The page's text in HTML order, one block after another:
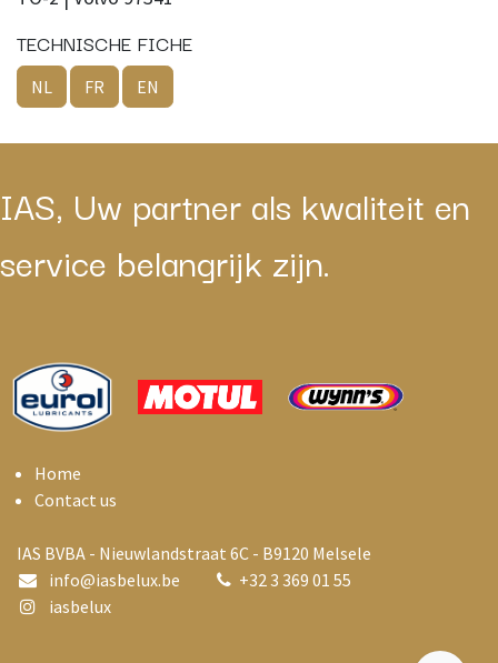
TECHNISCHE FICHE
NL FR EN
IAS, Uw partner als kwaliteit en
service belangrijk zijn.
Home
Contact us
IAS BVBA - Nieuwlandstraat 6C - B9120 Melsele
info@iasbelux.be +32 3 369 01 55
iasbelux